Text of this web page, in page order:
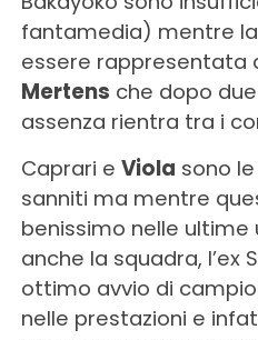
fantamedia) mentre
essere rappresentata
Mertens che dopo
assenza rientra tra i
Caprari e Viola sono
sanniti ma mentre
benissimo nelle
anche la squadra, l’ex
ottimo avvio di
nelle prestazioni e